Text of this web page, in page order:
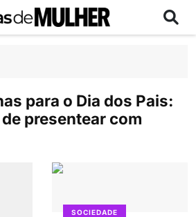
para o Dia dos Pais:
presentear com
SOCIEDADE